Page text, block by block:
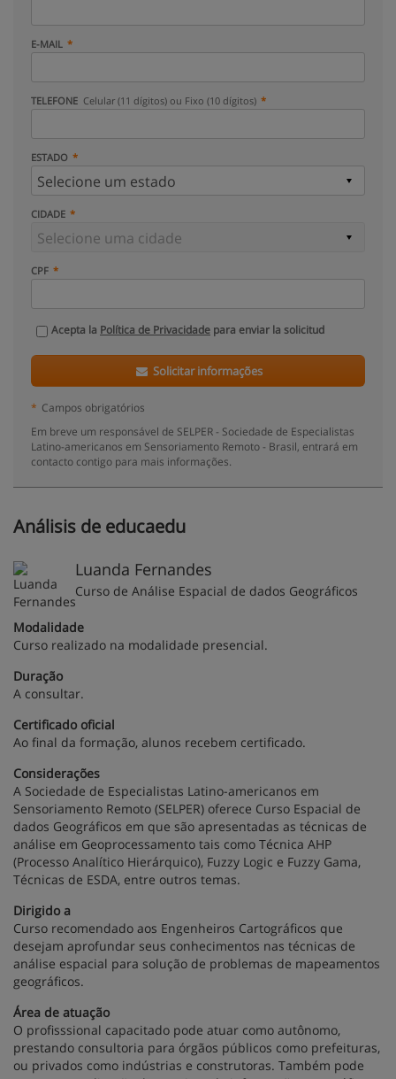
E-MAIL
TELEFONE Celular (11 dígitos) ou Fixo (10 dígitos)
ESTADO
CIDADE
CPF
Acepta la Política de Privacidade para enviar la solicitud
Solicitar informações
* Campos obrigatórios
Em breve um responsável de SELPER - Sociedade de Especialistas
Latino-americanos em Sensoriamento Remoto - Brasil, entrará em
contacto contigo para mais informações.
Análisis de educaedu
Luanda Fernandes
Curso de Análise Espacial de dados Geográficos
Modalidade
Curso realizado na modalidade presencial.
Duração
A consultar.
Certificado oficial
Ao final da formação, alunos recebem certificado.
Considerações
A Sociedade de Especialistas Latino-americanos em
Sensoriamento Remoto (SELPER) oferece Curso Espacial de
dados Geográficos em que são apresentadas as técnicas de
análise em Geoprocessamento tais como Técnica AHP
(Processo Analítico Hierárquico), Fuzzy Logic e Fuzzy Gama,
Técnicas de ESDA, entre outros temas.
Dirigido a
Curso recomendado aos Engenheiros Cartográficos que
desejam aprofundar seus conhecimentos nas técnicas de
análise espacial para solução de problemas de mapeamentos
geográficos.
Área de atuação
O profisssional capacitado pode atuar como autônomo,
prestando consultoria para órgãos públicos como prefeituras,
ou privados como indústrias e construtoras. Também pode